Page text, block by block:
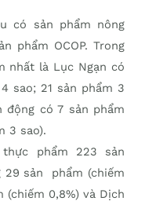
có sản phẩm nông
phẩm OCOP. Trong
nhất là Lục Ngạn có
sao; 21 sản phẩm 3
động có 7 sản phẩm
3 sao).
phẩm 223 sản
29 sản phẩm (chiếm
(chiếm 0,8%) và Dịch